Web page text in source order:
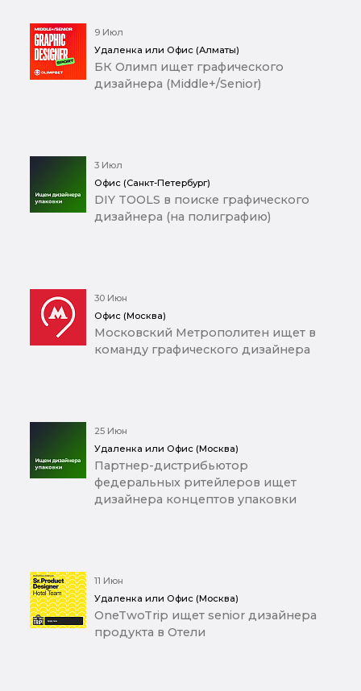
9 Июл
Удаленка или Офис (Алматы)
БК Олимп ищет графического
дизайнера (Middle+/Senior)
3 Июл
Офис (Санкт-Петербург)
DIY TOOLS в поиске графического
дизайнера (на полиграфию)
30 Июн
Офис (Москва)
Московский Метрополитен ищет в
команду графического дизайнера
25 Июн
Удаленка или Офис (Москва)
Партнер-дистрибьютор
федеральных ритейлеров ищет
дизайнера концептов упаковки
11 Июн
Удаленка или Офис (Москва)
OneTwoTrip ищет senior дизайнера
продукта в Отели